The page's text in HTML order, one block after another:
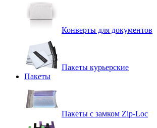
Конверты для документов
Пакеты курьерские
Пакеты
Пакеты с замком Zip-Loc